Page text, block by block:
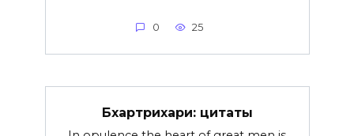
0 25
Бхартрихари: цитаты